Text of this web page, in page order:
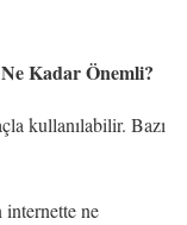
Kadar Önemli?
kullanılabilir. Bazı
internette ne